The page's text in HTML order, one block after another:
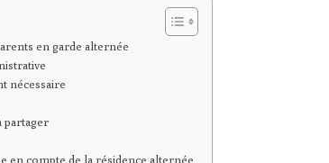
en garde alternée
nécessaire
partager
en compte de la résidence alternée